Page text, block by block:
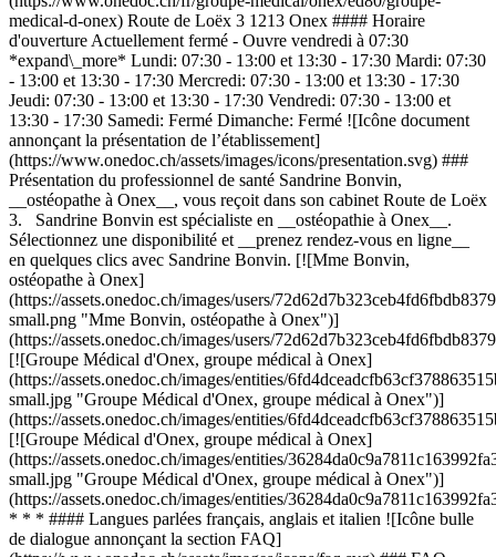
medical-d-onex) Route de Loëx 3 1213 Onex #### Horaire
d'ouverture Actuellement fermé - Ouvre vendredi à 07:30
*expand\_more* Lundi: 07:30 - 13:00 et 13:30 - 17:30 Mardi: 07:30
- 13:00 et 13:30 - 17:30 Mercredi: 07:30 - 13:00 et 13:30 - 17:30
Jeudi: 07:30 - 13:00 et 13:30 - 17:30 Vendredi: 07:30 - 13:00 et
13:30 - 17:30 Samedi: Fermé Dimanche: Fermé ![Icône document
annonçant la présentation de l’établissement]
(https://www.onedoc.ch/assets/images/icons/presentation.svg) ###
Présentation du professionnel de santé Sandrine Bonvin,
__ostéopathe à Onex__, vous reçoit dans son cabinet Route de Loëx
3. Sandrine Bonvin est spécialiste en __ostéopathie à Onex__.
Sélectionnez une disponibilité et __prenez rendez-vous en ligne__
en quelques clics avec Sandrine Bonvin. [![Mme Bonvin,
ostéopathe à Onex]
(https://assets.onedoc.ch/images/users/
small.png "Mme Bonvin, ostéopathe à Onex")]
(https://assets.onedoc.ch/images/users/
[![Groupe Médical d'Onex, groupe médical à Onex]
(https://assets.onedoc.ch/images/entities/
small.jpg "Groupe Médical d'Onex, groupe médical à Onex")]
(https://assets.onedoc.ch/images/entities/
[![Groupe Médical d'Onex, groupe médical à Onex]
(https://assets.onedoc.ch/images/entities/
small.jpg "Groupe Médical d'Onex, groupe médical à Onex")]
(https://assets.onedoc.ch/images/entities/
* * * #### Langues parlées français, anglais et italien ![Icône bulle
de dialogue annonçant la section FAQ]